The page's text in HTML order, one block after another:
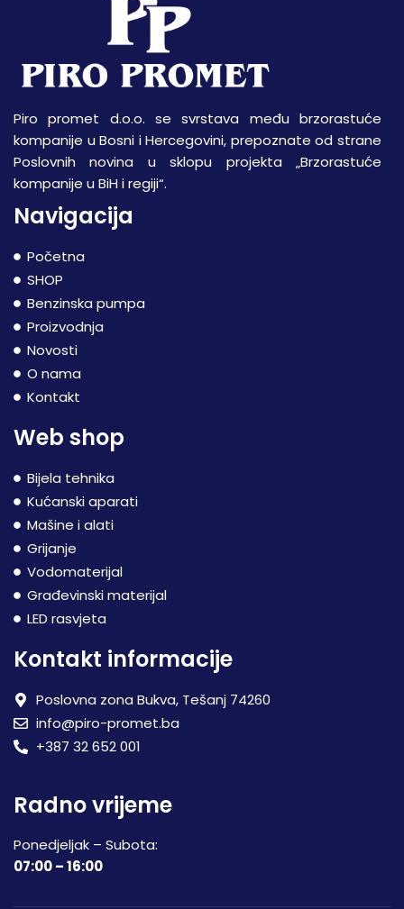
Piro promet d.o.o. se svrstava među brzorastuće
kompanije u Bosni i Hercegovini, prepoznate od strane
Poslovnih novina u sklopu projekta „Brzorastuće
kompanije u BiH i regiji“.
Navigacija
Početna
SHOP
Benzinska pumpa
Proizvodnja
Novosti
O nama
Kontakt
Web shop
Bijela tehnika
Kućanski aparati
Mašine i alati
Grijanje
Vodomaterijal
Građevinski materijal
LED rasvjeta
Kontakt informacije
Poslovna zona Bukva, Tešanj 74260
info@piro-promet.ba
+387 32 652 001
Radno vrijeme
Ponedjeljak – Subota:
07:00 – 16:00